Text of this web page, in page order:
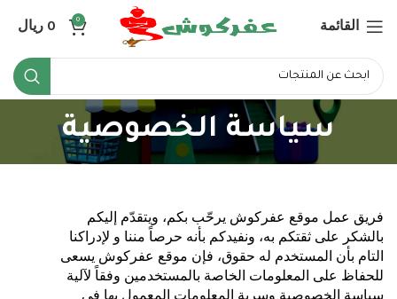
القائمة 0
0ريال
سياسة الخصوصية
فريق عمل موقع عفركوش يرحّب بكم، ويتقدّم إليكم
بالشكر على ثقتكم به، ونفيدكم بأنه حرصاً مننا و لإدراكنا
التام بأن المستخدم له حقوق، فإن موقع عفركوش يسعى
للحفاظ على المعلومات الخاصة بالمستخدمين وفقاً لآلية
سياسة الخصوصية وسرية المعلومات المعمول بها في